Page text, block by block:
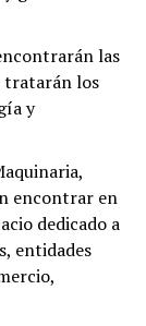
las
tratarán los
y
encontrar en
dedicado a
entidades